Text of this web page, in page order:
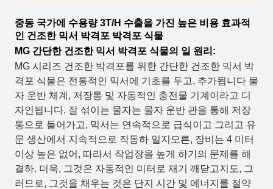
중동 국가에 수용량 3T/H 수출을 가진 높은 비용 효과적
인 건조한 믹서 박격포 박격포 식물
MG 간단한 건조한 믹서 박격포 식물의 일 원리:
MG 시리즈 건조한 박격포를 위한 간단한 건조한 믹서 박
격포 식물은 전통적인 믹서에 기초를 두고, 추가됩니다 물
자 운반 체계, 저장통 및 자동적인 충전물 기계이라고 디
자인됩니다. 잘 섞이는 물자는 물자 운반 관을 통해 저장
통으로 들어가고, 믹서는 연속적으로 급식이고 그리고 유
문 생산에서 지속적으로 작동하 일지모른, 장비는 4 미터
이상 높은 없어, 따라서 작업장을 높게 하기의 문제를 해
결하. 더욱, 그것은 자동적인 미터로 재기 깨닫고지도, 그
러므로, 그것을 채우는 것은 단지 시간 및 에너지를 절약